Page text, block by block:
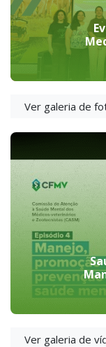
Ver galeria de
Ver galeria de